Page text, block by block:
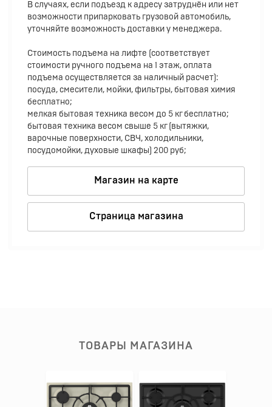
В случаях, если подъезд к адресу затруднён или нет
возможности припарковать грузовой автомобиль,
уточняйте возможность доставки у менеджера.
Стоимость подъема на лифте (соответствует
стоимости ручного подъема на 1 этаж, оплата
подъема осуществляется за наличный расчет):
посуда, смесители, мойки, фильтры, бытовая химия
бесплатно;
мелкая бытовая техника весом до 5 кг бесплатно;
бытовая техника весом свыше 5 кг (вытяжки,
варочные поверхности, СВЧ, холодильники,
посудомойки, духовые шкафы) 200 руб;
Магазин на карте
Страница магазина
ТОВАРЫ МАГАЗИНА